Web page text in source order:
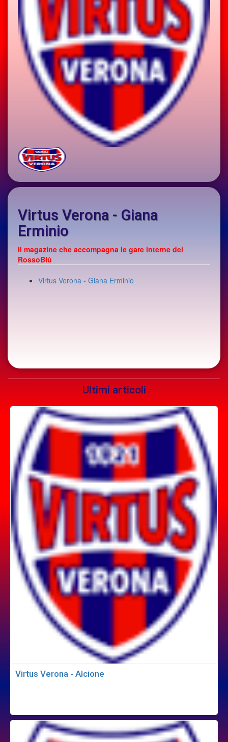
Virtus Verona - Giana
Erminio
Il magazine che accompagna le gare interne dei
RossoBlù
Virtus Verona - Giana Erminio
Ultimi articoli
Virtus Verona - Alcione